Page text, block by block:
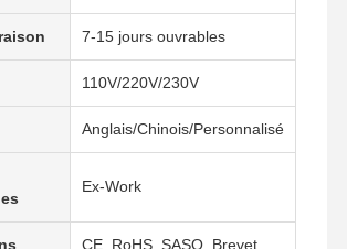
Vidéos
7-15 jours ouvrables
110V/220V/230V
Anglais/Chinois/Personnalisé
Ex-Work
CE, RoHS, SASO, Brevet